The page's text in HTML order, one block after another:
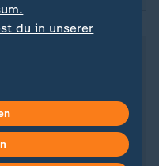
du in unserer